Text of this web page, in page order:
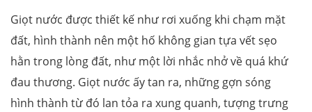
Giọt nước được thiết kế như rơi xuống khi chạm mặt
đất, hình thành nên một hố không gian tựa vết sẹo
hằn trong lòng đất, như một lời nhắc nhở về quá khứ
đau thương. Giọt nước ấy tan ra, những gợn sóng
hình thành từ đó lan tỏa ra xung quanh, tượng trưng